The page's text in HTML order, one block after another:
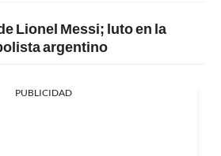
Lionel Messi; luto en la
argentino
PUBLICIDAD